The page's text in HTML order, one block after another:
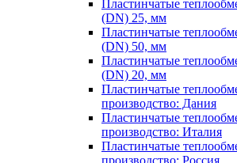
Пластинчатые
(DN) 25, мм
Пластинчатые
(DN) 50, мм
Пластинчатые
(DN) 20, мм
Пластинчатые
производство: Дания
Пластинчатые
производство: Италия
Пластинчатые
производство: Россия